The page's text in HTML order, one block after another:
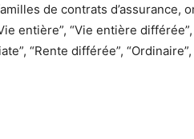
de contrats d’assurance,
entière”, “Vie entière
“Rente différée”,